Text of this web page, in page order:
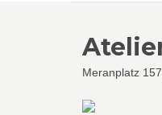
Meranplatz 157,